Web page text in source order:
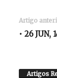
Artigo
• 26 JUN,
Artigos